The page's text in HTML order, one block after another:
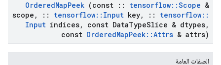
OrderedMapPeek (const :: tensorflow::Scope &
scope , :: tensorflow:: Input key, :: tensorflow::
Input indices, const DataTypeSlice & dtypes,
const OrderedMapPeek::Attrs & attrs)
الصفات العامة